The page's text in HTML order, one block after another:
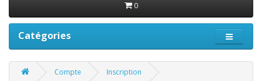
0
Catégories
Compte Inscription